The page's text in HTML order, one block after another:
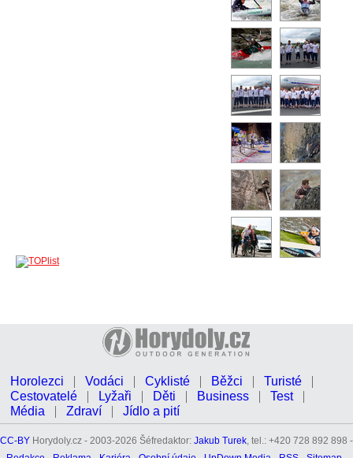
Horolezci Vodáci Cyklisté Běžci
Turisté
Cestovatelé
Lyžaři Děti Business
Test
Média
Zdraví Jídlo a pití
CC-BY Horydoly.cz - 2003-2026 Šéfredaktor: Jakub Turek, tel.: +420 728 892 898 -